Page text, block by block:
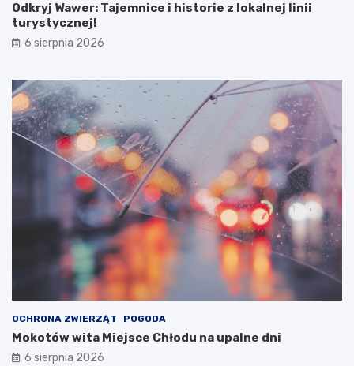
Odkryj Wawer: Tajemnice i historie z lokalnej linii
turystycznej!
6 sierpnia 2026
OCHRONA ZWIERZĄT POGODA
Mokotów wita Miejsce Chłodu na upalne dni
6 sierpnia 2026